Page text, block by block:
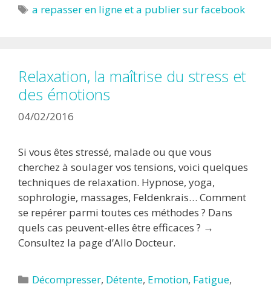
Étiquettes
a repasser en ligne et a publier sur facebook
Relaxation, la maîtrise du stress et
des émotions
04/02/2016
Si vous êtes stressé, malade ou que vous
cherchez à soulager vos tensions, voici quelques
techniques de relaxation. Hypnose, yoga,
sophrologie, massages, Feldenkrais… Comment
se repérer parmi toutes ces méthodes ? Dans
quels cas peuvent-elles être efficaces ? →
Consultez la page d’Allo Docteur.
Catégories
Décompresser, Détente, Emotion, Fatigue,